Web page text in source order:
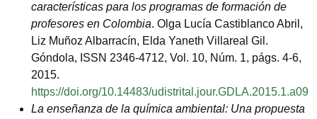
características para los programas de formación de
profesores en Colombia. Olga Lucía Castiblanco Abril,
Liz Muñoz Albarracín, Elda Yaneth Villareal Gil.
Góndola, ISSN 2346-4712, Vol. 10, Núm. 1, págs. 4-6,
2015.
https://doi.org/10.14483/udistrital.jour.GDLA.2015.1.a09
La enseñanza de la química ambiental: Una propuesta